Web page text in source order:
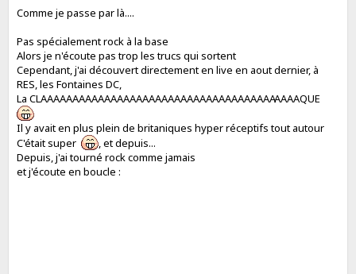
Comme je passe par là....
Pas spécialement rock à la base
Alors je n'écoute pas trop les trucs qui sortent
Cependant, j'ai découvert directement en live en aout dernier, à
RES, les Fontaines DC,
La CLAAAAAAAAAAAAAAAAAAAAAAAAAAAAAAAAAAAAAAAAAQUE
Il y avait en plus plein de britaniques hyper réceptifs tout autour
C'était super
, et depuis...
Depuis, j'ai tourné rock comme jamais
et j'écoute en boucle :